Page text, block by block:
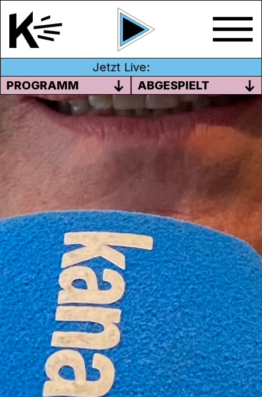
Jetzt Live:
PROGRAMM
ABGESPIELT
#DM
Inhalt ganz ohne Verpackung!
Wir haben die zu den Nationalratswahlen
antretenden Parteien im Kanton Aargau
und Solothurn dazu eingeladen,
Kandidierende zu uns ins Studio zu
schicken. Jeder Person wurden dieselben
Fragen gestellt, die Antworten dazu hörst
du ungeschnitten und ungefiltert.
Und dies, ohne dir den Namen und die
Partei zu verraten!
Zumindest von uns wirst du es im Porträt
nicht erfahren: Lass dich überraschen, wie
#dm auf “Deine Bühne, keine Regeln, 20